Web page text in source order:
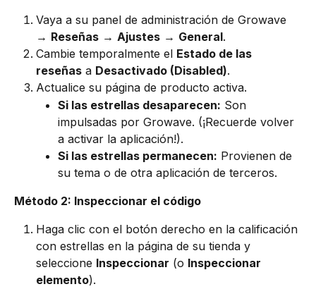
Vaya a su panel de administración de Growave
→ Reseñas → Ajustes → General.
Cambie temporalmente el Estado de las
reseñas a Desactivado (Disabled).
Actualice su página de producto activa.
Si las estrellas desaparecen: Son
impulsadas por Growave. (¡Recuerde volver
a activar la aplicación!).
Si las estrellas permanecen: Provienen de
su tema o de otra aplicación de terceros.
Método 2: Inspeccionar el código
Haga clic con el botón derecho en la calificación
con estrellas en la página de su tienda y
seleccione Inspeccionar (o Inspeccionar
elemento).